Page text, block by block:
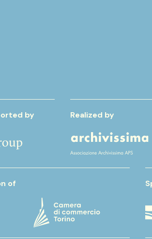
by Realized by
of